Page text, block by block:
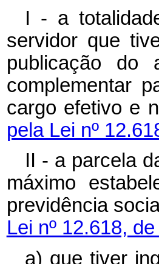
I - a
servidor que
publicação do
complementar
cargo efetivo
pela Lei nº
II - a parcela
máximo
previdência
Lei nº 12.618,
a) que tiver